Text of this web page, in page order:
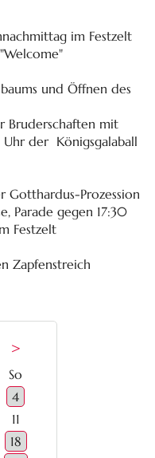
im Festzelt
und Öffnen des
Bruderschaften mit
der Königsgalaball
Gotthardus-Prozession
Parade gegen 17:30
Festzelt
Zapfenstreich
>
So
4
11
18